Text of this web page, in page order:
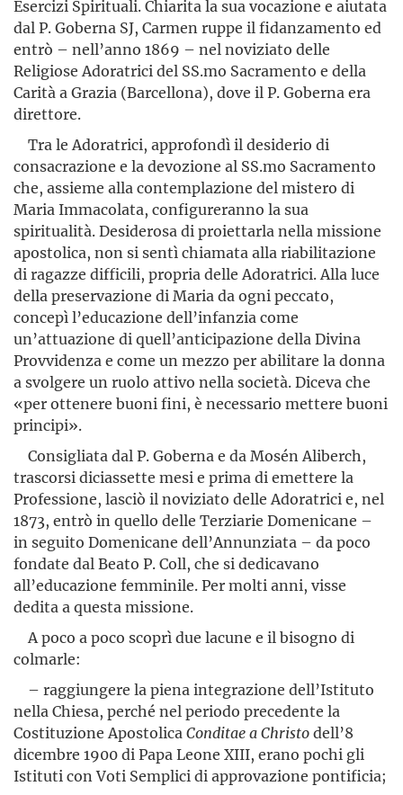
Esercizi Spirituali. Chiarita la sua vocazione e aiutata
dal P. Goberna SJ, Carmen ruppe il fidanzamento ed
entrò – nell’anno 1869 – nel noviziato delle
Religiose Adoratrici del SS.mo Sacramento e della
Carità a Grazia (Barcellona), dove il P. Goberna era
direttore.
Tra le Adoratrici, approfondì il desiderio di
consacrazione e la devozione al SS.mo Sacramento
che, assieme alla contempla­zione del mistero di
Maria Immacolata, configureranno la sua
spiritualità. Desiderosa di proiettarla nella missione
apostolica, non si sentì chiamata alla riabilitazione
di ragazze difficili, propria delle Adora­trici. Alla luce
della preservazione di Maria da ogni peccato,
concepì l’educazione dell’infanzia come
un’attuazione di quell’anti­cipazione della Divina
Provvidenza e come un mezzo per abilitare la donna
a svolgere un ruolo attivo nella società. Diceva che
«per ottenere buoni fini, è necessario mettere buoni
principi».
Consigliata dal P. Goberna e da Mosén Aliberch,
trascorsi diciassette mesi e prima di emettere la
Professione, lasciò il novi­zia­to delle Adoratrici e, nel
1873, entrò in quello delle Terziarie Dome­nicane –
in seguito Domenicane dell’Annunziata – da poco
fondate dal Beato P. Coll, che si dedicavano
all’educazione femminile. Per molti anni, visse
dedita a questa missione.
A poco a poco scoprì due lacune e il bisogno di
colmarle:
– raggiungere la piena integrazione dell’Istituto
nella Chiesa, perché nel periodo precedente la
Costituzione Apostolica Conditae a Christodell’8
dicembre 1900 di Papa Leone XIII, erano pochi gli
Istituti con Voti Semplici di approvazione pontificia;